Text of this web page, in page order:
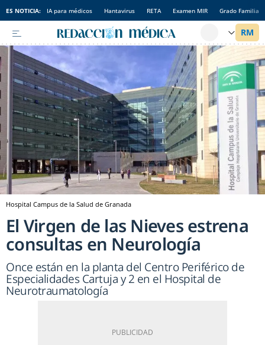
ES NOTICIA: IA para médicos Hantavirus RETA Examen MIR Grado Familia
Hospital Campus de la Salud de Granada
El Virgen de las Nieves estrena
consultas en Neurología
Once están en la planta del Centro Periférico de
Especialidades Cartuja y 2 en el Hospital de
Neurotraumatología